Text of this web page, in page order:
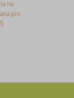
na
pre